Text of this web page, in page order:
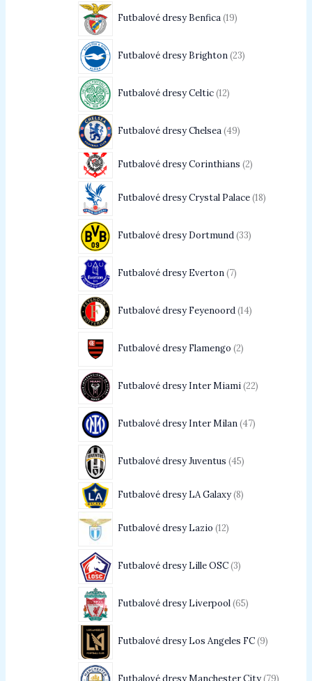
Futbalové dresy Benfica 19
Futbalové dresy Brighton 23
Futbalové dresy Celtic 12
Futbalové dresy Chelsea 49
Futbalové dresy Corinthians 2
Futbalové dresy Crystal Palace 18
Futbalové dresy Dortmund 33
Futbalové dresy Everton 7
Futbalové dresy Feyenoord 14
Futbalové dresy Flamengo 2
Futbalové dresy Inter Miami 22
Futbalové dresy Inter Milan 47
Futbalové dresy Juventus 45
Futbalové dresy LA Galaxy 8
Futbalové dresy Lazio 12
Futbalové dresy Lille OSC 3
Futbalové dresy Liverpool 65
Futbalové dresy Los Angeles FC 9